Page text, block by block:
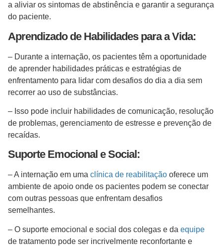
a aliviar os sintomas de abstinência e garantir a segurança
do paciente.
Aprendizado de Habilidades para a Vida:
– Durante a internação, os pacientes têm a oportunidade
de aprender habilidades práticas e estratégias de
enfrentamento para lidar com desafios do dia a dia sem
recorrer ao uso de substâncias.
– Isso pode incluir habilidades de comunicação, resolução
de problemas, gerenciamento de estresse e prevenção de
recaídas.
Suporte Emocional e Social:
– A internação em uma clínica de reabilitação oferece um
ambiente de apoio onde os pacientes podem se conectar
com outras pessoas que enfrentam desafios
semelhantes.
– O suporte emocional e social dos colegas e da equipe
de tratamento pode ser incrivelmente reconfortante e